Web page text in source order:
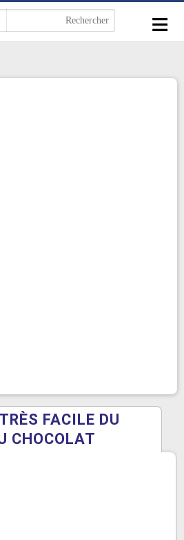
≡
FACILE DU
CHOCOLAT